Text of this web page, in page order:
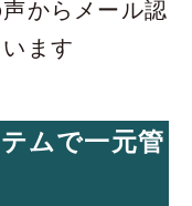
からメール認
ます
ムで一元管